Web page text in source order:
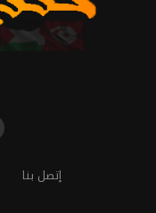
إتصل بنا